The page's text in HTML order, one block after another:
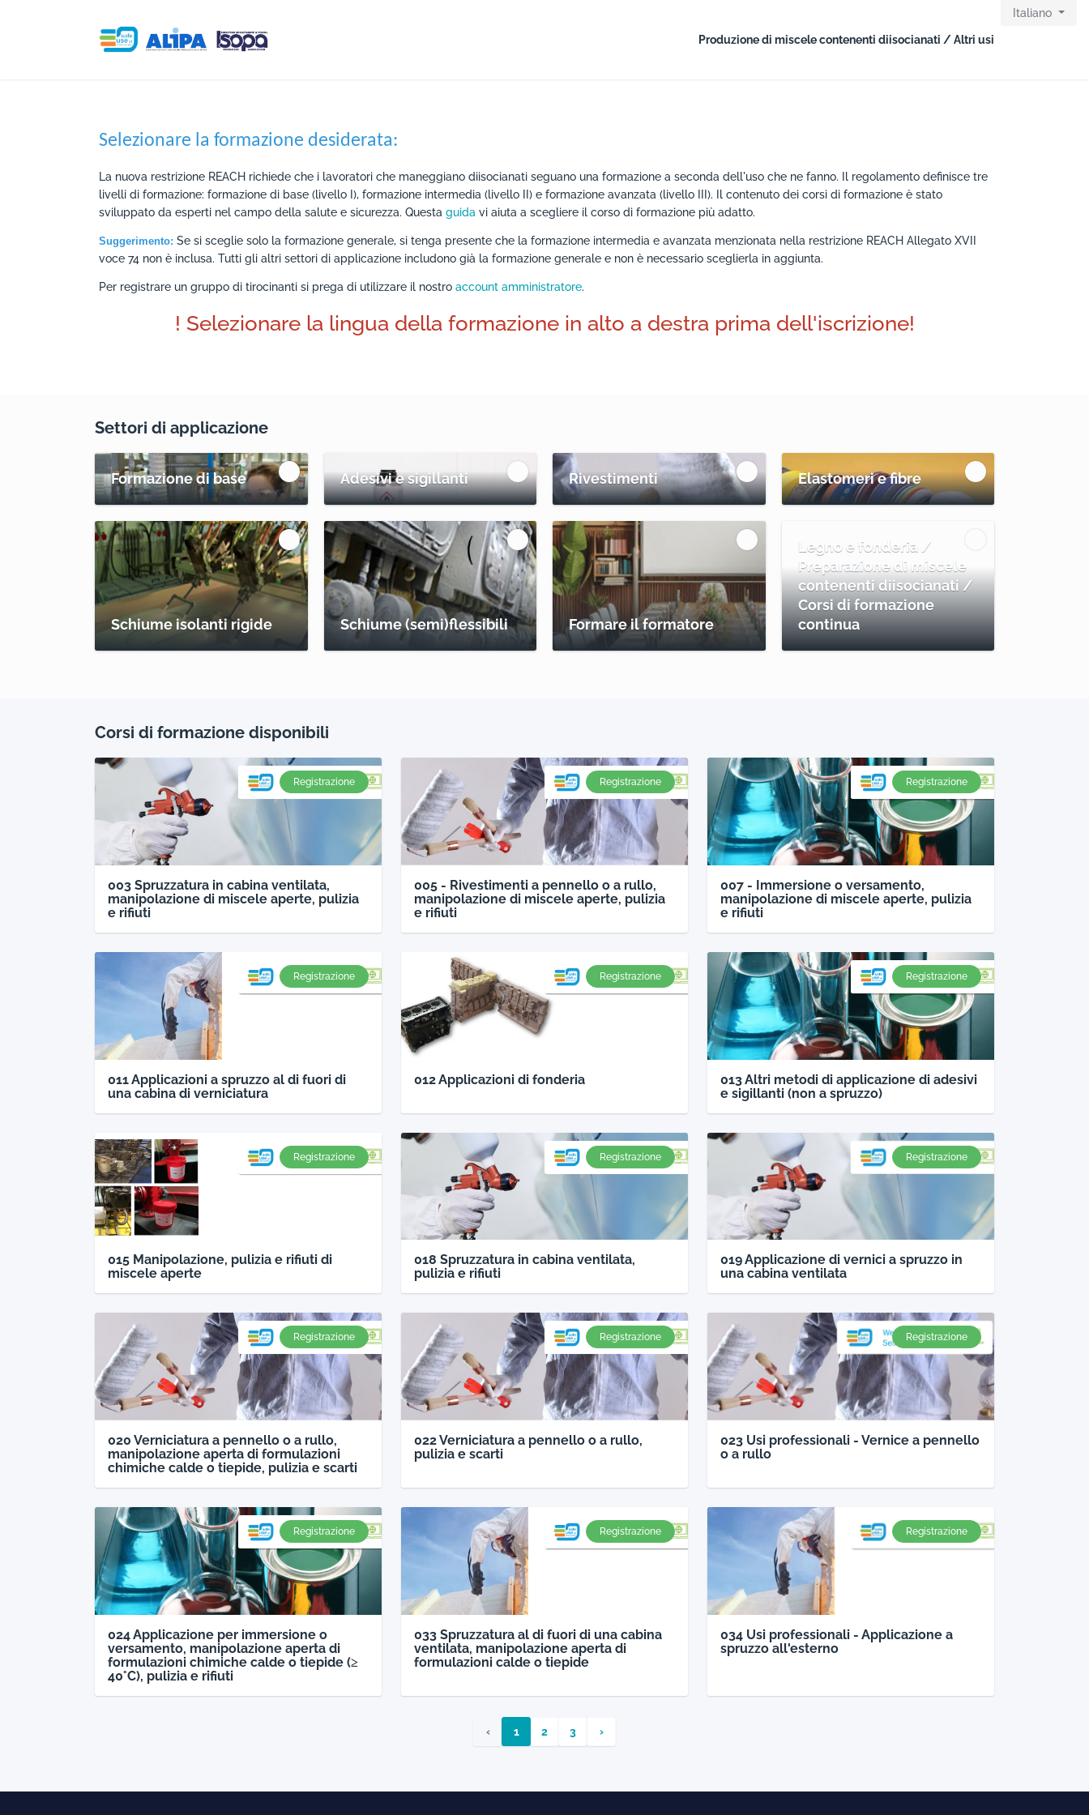
ISOPA-AISBL Produzione di miscele contenenti diisocianati / Altri usi
Italiano
Selezionare la formazione desiderata:
La nuova restrizione REACH richiede che i lavoratori che maneggiano diisocianati seguano una formazione a seconda dell'uso che ne fanno. Il regolamento definisce tre
livelli di formazione: formazione di base (livello I), formazione intermedia (livello II) e formazione avanzata (livello III). Il contenuto dei corsi di formazione è stato
sviluppato da esperti nel campo della salute e sicurezza. Questa guida vi aiuta a scegliere il corso di formazione più adatto.
Suggerimento: Se si sceglie solo la formazione generale, si tenga presente che la formazione intermedia e avanzata menzionata nella restrizione REACH Allegato XVII
voce 74 non è inclusa. Tutti gli altri settori di applicazione includono già la formazione generale e non è necessario sceglierla in aggiunta.
Per registrare un gruppo di tirocinanti si prega di utilizzare il nostro account amministratore.
! Selezionare la lingua della formazione in alto a destra prima dell'iscrizione!
Settori di applicazione
Formazione di base Adesivi e sigillanti Rivestimenti Elastomeri e fibre
Schiume isolanti rigide Schiume (semi)flessibili Formare il formatore
Legno e fonderia /
Preparazione di miscele
contenenti diisocianati /
Corsi di formazione
continua
Corsi di formazione disponibili
Registrazione
003 Spruzzatura in cabina ventilata,
manipolazione di miscele aperte, pulizia
e rifiuti
Registrazione
005 - Rivestimenti a pennello o a rullo,
manipolazione di miscele aperte, pulizia
e rifiuti
Registrazione
007 - Immersione o versamento,
manipolazione di miscele aperte, pulizia
e rifiuti
Registrazione
011 Applicazioni a spruzzo al di fuori di
una cabina di verniciatura
Registrazione
012 Applicazioni di fonderia
Registrazione
013 Altri metodi di applicazione di adesivi
e sigillanti (non a spruzzo)
Registrazione
015 Manipolazione, pulizia e rifiuti di
miscele aperte
Registrazione
018 Spruzzatura in cabina ventilata,
pulizia e rifiuti
Registrazione
019 Applicazione di vernici a spruzzo in
una cabina ventilata
Registrazione
020 Verniciatura a pennello o a rullo,
manipolazione aperta di formulazioni
chimiche calde o tiepide, pulizia e scarti
Registrazione
022 Verniciatura a pennello o a rullo,
pulizia e scarti
Registrazione
023 Usi professionali - Vernice a pennello
o a rullo
Registrazione
024 Applicazione per immersione o
versamento, manipolazione aperta di
formulazioni chimiche calde o tiepide (≥
40°C), pulizia e rifiuti
Registrazione
033 Spruzzatura al di fuori di una cabina
ventilata, manipolazione aperta di
formulazioni calde o tiepide
Registrazione
034 Usi professionali - Applicazione a
spruzzo all'esterno
‹ 1 2 3 ›